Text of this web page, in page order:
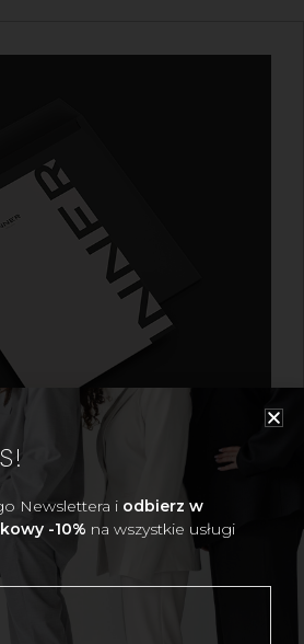
osobistej stylistki INNER
możesz podarować bliskiej Ci
partnerce, przyjaciółce lub
Podaruj niezapomniane
Newslettera i odbierz w
-10% na wszystkie usługi